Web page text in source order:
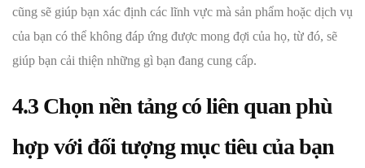
cũng sẽ giúp bạn xác định các lĩnh vực mà sản phẩm hoặc dịch vụ
của bạn có thể không đáp ứng được mong đợi của họ, từ đó, sẽ
giúp bạn cải thiện những gì bạn đang cung cấp.
4.3 Chọn nền tảng có liên quan phù
hợp với đối tượng mục tiêu của bạn